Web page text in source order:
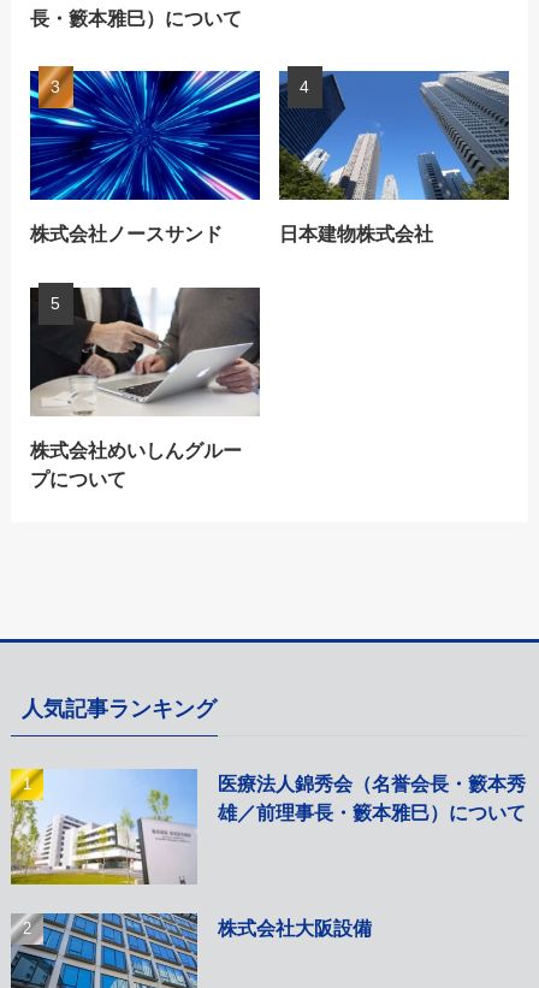
長・籔本雅巳）について
株式会社ノースサンド 日本建物株式会社
株式会社めいしんグルー
プについて
人気記事ランキング
医療法人錦秀会（名誉会長・籔本秀
雄／前理事長・籔本雅巳）について
株式会社大阪設備